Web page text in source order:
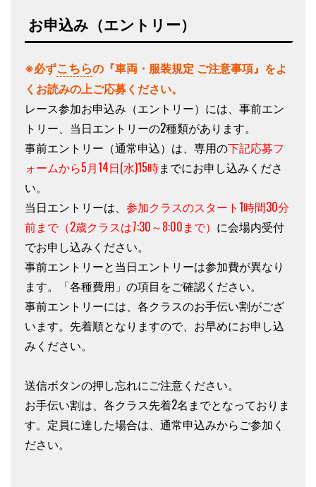
お申込み（エントリー）
※必ずこちらの『車両・服装規定 ご注意事項』をよ
くお読みの上ご応募ください。
レース参加お申込み（エントリー）には、事前エン
トリー、当日エントリーの2種類があります。
事前エントリー（通常申込）は、専用の下記応募フ
ォームから5月14日(水)15時までにお申し込みくださ
い。
当日エントリーは、 参加クラスのスタート1時間30分
前まで（2歳クラスは7:30～8:00まで） に会場内受付
でお申し込みください。
事前エントリーと当日エントリーは参加費が異なり
ます。「各種費用」の項目をご確認ください。
事前エントリーには、各クラスのお手伝い割がござ
います。先着順となりますので、お早めにお申し込
みください。
送信ボタンの押し忘れにご注意ください。
お手伝い割は、各クラス先着2名までとなっておりま
す。定員に達した場合は、通常申込みからご参加く
ださい。